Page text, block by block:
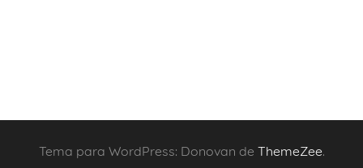
Tema para WordPress: Donovan de ThemeZee.